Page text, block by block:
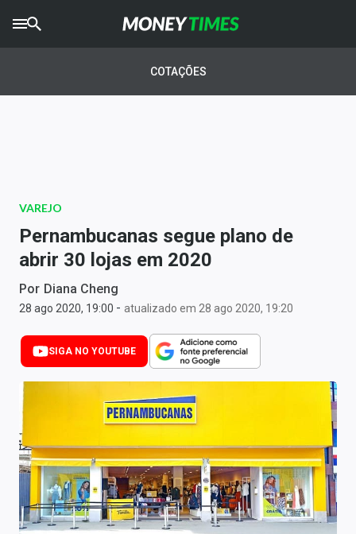
AGROTIMES
Newsletters
Money Trader
Anuncie
Últimas Notícias
Newsletters
Cotações
Comprar ou vender?
Carteiras Recomendadas
Central de Dividendos
COTAÇÕES
VAREJO
Pernambucanas segue plano de
abrir 30 lojas em 2020
Por Diana Cheng
28 ago 2020, 19:00 - atualizado em 28 ago 2020, 19:20
SIGA NO YOUTUBE